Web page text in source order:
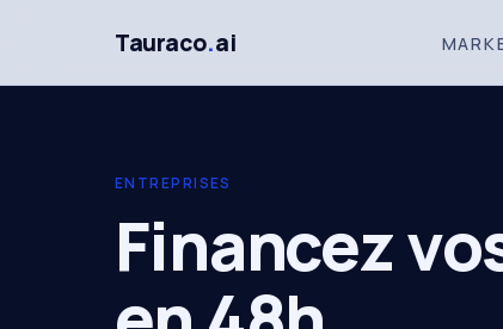
Tauraco.ai
ENTREPRISES
Financez